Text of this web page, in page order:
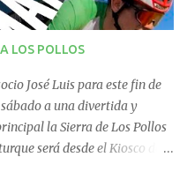
LOS POLLOS
José Luis para este fin de
a una divertida y
la Sierra de Los Pollos
será desde el Kiosco de